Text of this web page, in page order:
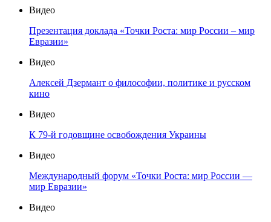
Видео
Презентация доклада «Точки Роста: мир России – мир
Евразии»
Видео
Алексей Дзермант о философии, политике и русском
кино
Видео
К 79-й годовщине освобождения Украины
Видео
Международный форум «Точки Роста: мир России —
мир Евразии»
Видео